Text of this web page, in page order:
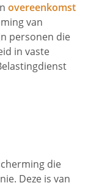
overeenkomst
van
personen die
in vaste
die
Deze is van